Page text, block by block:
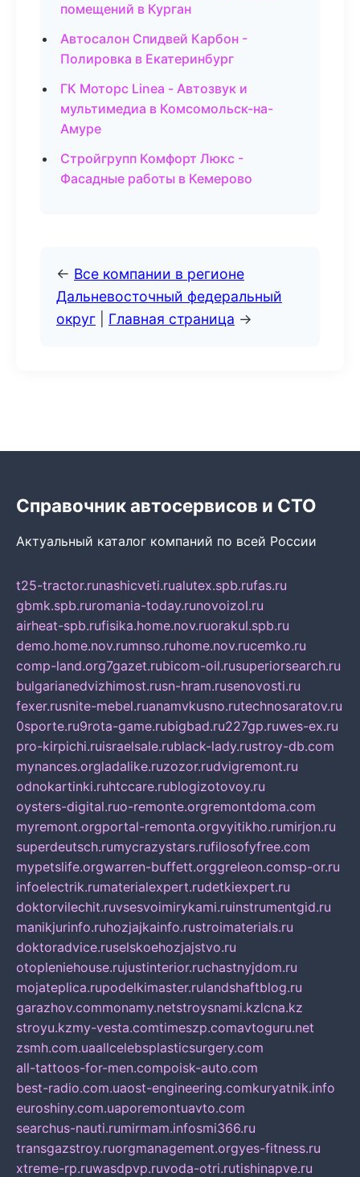
помещений в Курган
Автосалон Спидвей Карбон -
Полировка в Екатеринбург
ГК Моторс Linea - Автозвук и
мультимедиа в Комсомольск-на-
Амуре
Стройгрупп Комфорт Люкс -
Фасадные работы в Кемерово
← Все компании в регионе
Дальневосточный федеральный
округ
Главная страница →
Справочник автосервисов и СТО
Актуальный каталог компаний по всей России
t25-tractor.runashicveti.rualutex.spb.rufas.ru
gbmk.spb.ruromania-today.runovoizol.ru
airheat-spb.rufisika.home.nov.ruorakul.spb.ru
demo.home.nov.rumnso.ruhome.nov.rucemko.ru
comp-land.org7gazet.rubicom-oil.rusuperiorsearch.ru
bulgarianedvizhimost.rusn-hram.rusenovosti.ru
fexer.rusnite-mebel.ruanamvkusno.rutechnosaratov.ru
0sporte.ru9rota-game.rubigbad.ru227gp.ruwes-ex.ru
pro-kirpichi.ruisraelsale.rublack-lady.rustroy-db.com
mynances.orgladalike.ruzozor.rudvigremont.ru
odnokartinki.ruhtccare.rublogizotovoy.ru
oysters-digital.ruo-remonte.orgremontdoma.com
myremont.orgportal-remonta.orgvyitikho.rumirjon.ru
superdeutsch.rumycrazystars.rufilosofyfree.com
mypetslife.orgwarren-buffett.orggreleon.comsp-or.ru
infoelectrik.rumaterialexpert.rudetkiexpert.ru
doktorvilechit.ruvsesvoimirykami.ruinstrumentgid.ru
manikjurinfo.ruhozjajkainfo.rustroimaterials.ru
doktoradvice.ruselskoehozjajstvo.ru
otopleniehouse.rujustinterior.ruchastnyjdom.ru
mojateplica.rupodelkimaster.rulandshaftblog.ru
garazhov.commonamy.netstroysnami.kzlcna.kz
stroyu.kzmy-vesta.comtimeszp.comavtoguru.net
zsmh.com.uaallcelebsplasticsurgery.com
all-tattoos-for-men.compoisk-auto.com
best-radio.com.uaost-engineering.comkuryatnik.info
euroshiny.com.uaporemontuavto.com
searchus-nauti.rumirmam.infosmi366.ru
transgazstroy.ruorgmanagement.orgyes-fitness.ru
xtreme-rp.ruwasdpvp.ruvoda-otri.rutishinapve.ru